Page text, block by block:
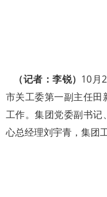
（记者：李锐） 10月
市关工委第一副主任田
工作。集团党委副书记
心总经理刘宇青，集团